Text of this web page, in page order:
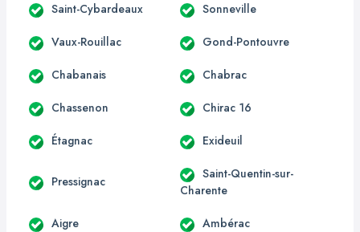
Saint-Cybardeaux Sonneville
Vaux-Rouillac Gond-Pontouvre
Chabanais Chabrac
Chassenon Chirac 16
Étagnac Exideuil
Pressignac
Saint-Quentin-sur-
Charente
Aigre Ambérac